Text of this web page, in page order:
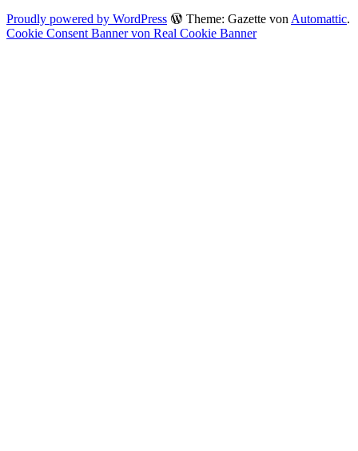
Proudly powered by WordPress
Theme: Gazette von Automattic.
Cookie Consent Banner von Real Cookie Banner